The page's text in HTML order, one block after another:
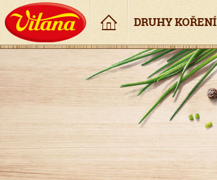
Úvod
DRUHY KOŘENÍ